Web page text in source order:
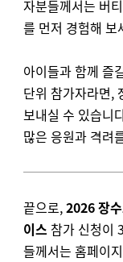
자분들께서는 버
를 먼저 경험해 보
아이들과 함께 즐
단위 참가자라면,
보내실 수 있습니
많은 응원과 격려
끝으로,2026 장
이스 참가 신청이
들께서는 홈페이